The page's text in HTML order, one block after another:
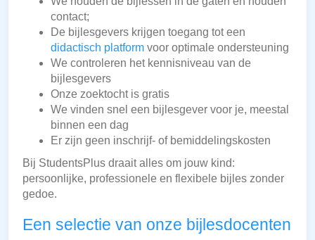
contact;
De bijlesgevers krijgen toegang tot een
didactisch platform voor optimale ondersteuning
We controleren het kennisniveau van de
bijlesgevers
Onze zoektocht is gratis
We vinden snel een bijlesgever voor je, meestal
binnen een dag
Er zijn geen inschrijf- of bemiddelingskosten
Bij StudentsPlus draait alles om jouw kind:
persoonlijke, professionele en flexibele bijles zonder
gedoe.
Een selectie van onze bijlesdocenten